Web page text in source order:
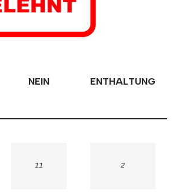
NEIN ENTHALTUNG
11